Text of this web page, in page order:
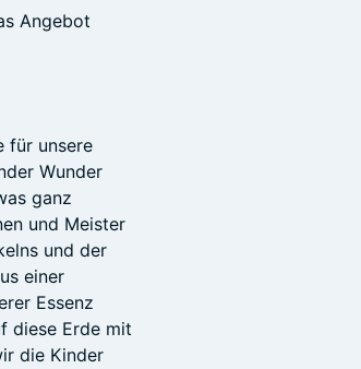
Angebot
für unsere
Wunder
ganz
und Meister
und der
einer
Essenz
diese Erde mit
die Kinder